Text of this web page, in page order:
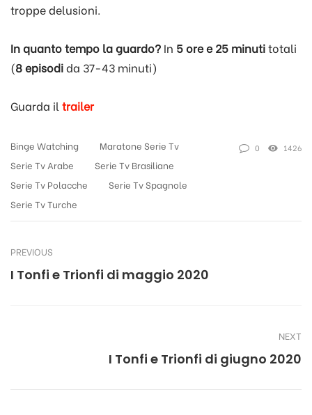
troppe delusioni.
In quanto tempo la guardo? In 5 ore e 25 minutitotali
(8 episodida 37-43 minuti)
Guarda il trailer
Binge Watching
Maratone Serie Tv
Serie Tv Arabe
Serie Tv Brasiliane
Serie Tv Polacche
Serie Tv Spagnole
Serie Tv Turche
0 1426
PREVIOUS
I Tonfi e Trionfi di maggio 2020
NEXT
I Tonfi e Trionfi di giugno 2020